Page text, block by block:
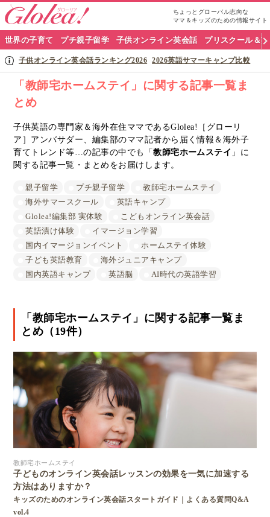
ちょっとグローバル志向な
ママ＆キッズのための情報サイト
グ
ロ
ア
ナ
ビ
世界の子育て プチ親子留学 子供オンライン英会話 プリスクール＆
子供オンライン英会話ランキング2026 2026英語サマーキャンプ比較
「教師宅ホームステイ」に関する記事一覧ま
とめ
子供英語の専門家＆海外在住ママであるGlolea!［グローリ
ア］アンバサダー、編集部のママ記者から届く情報＆海外子
育てトレンド等…の記事の中でも「教師宅ホームステイ 」に
関する記事一覧・まとめをお届けします。
親子留学 プチ親子留学
教師宅ホームステイ
海外サマースクール
英語キャンプ
Glolea!編集部 実体験
こどもオンライン英会話
英語漬け体験
イマージョン学習
国内イマージョンイベント
ホームステイ体験
子ども英語教育
海外ジュニアキャンプ
国内英語キャンプ
英語脳 AI時代の英語学習
「教師宅ホームステイ」に関する記事一覧ま
とめ（19件）
教師宅ホームステイ
子どものオンライン英会話レッスンの効果を一気に加速する
方法はありますか？
キッズのためのオンライン英会話スタートガイド｜よくある質問Q&A
vol.4